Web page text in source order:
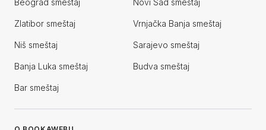
Beograd smeštaj Novi Sad smeštaj
Zlatibor smeštaj Vrnjačka Banja smeštaj
Niš smeštaj Sarajevo smeštaj
Banja Luka smeštaj Budva smeštaj
Bar smeštaj